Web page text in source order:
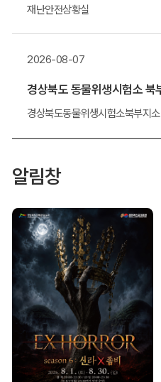
재난안전상황실
2026-08-07
경상북도동물위생시험소북부지소
알림창